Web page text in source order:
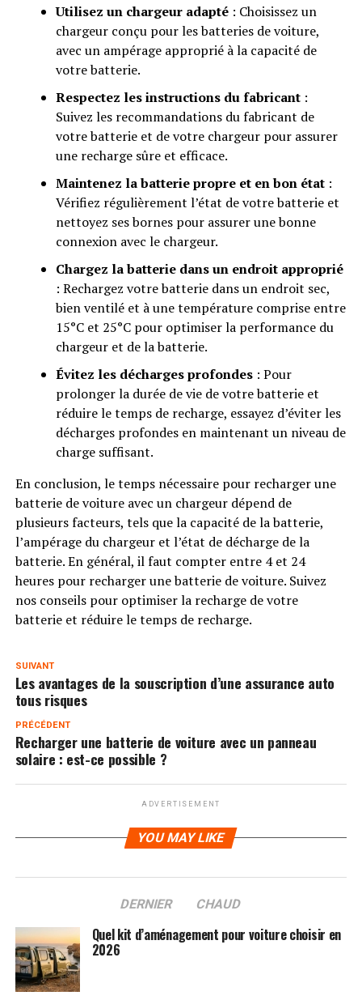
Utilisez un chargeur adapté: Choisissez un
chargeur conçu pour les batteries de voiture,
avec un ampérage approprié à la capacité de
votre batterie.
Respectez les instructions du fabricant:
Suivez les recommandations du fabricant de
votre batterie et de votre chargeur pour assurer
une recharge sûre et efficace.
Maintenez la batterie propre et en bon état:
Vérifiez régulièrement l’état de votre batterie et
nettoyez ses bornes pour assurer une bonne
connexion avec le chargeur.
Chargez la batterie dans un endroit approprié
: Rechargez votre batterie dans un endroit sec,
bien ventilé et à une température comprise entre
15°C et 25°C pour optimiser la performance du
chargeur et de la batterie.
Évitez les décharges profondes: Pour
prolonger la durée de vie de votre batterie et
réduire le temps de recharge, essayez d’éviter les
décharges profondes en maintenant un niveau de
charge suffisant.
En conclusion, le temps nécessaire pour recharger une
batterie de voiture avec un chargeur dépend de
plusieurs facteurs, tels que la capacité de la batterie,
l’ampérage du chargeur et l’état de décharge de la
batterie. En général, il faut compter entre 4 et 24
heures pour recharger une batterie de voiture. Suivez
nos conseils pour optimiser la recharge de votre
batterie et réduire le temps de recharge.
SUIVANT
Les avantages de la souscription d’une assurance auto
tous risques
PRÉCÉDENT
Recharger une batterie de voiture avec un panneau
solaire : est-ce possible ?
ADVERTISEMENT
YOU MAY LIKE
DERNIER CHAUD
Quel kit d’aménagement pour voiture choisir en
2026